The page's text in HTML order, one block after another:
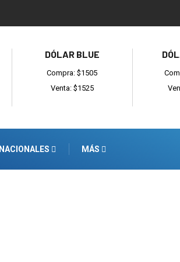
DÓLAR BLUE
Compra: $1505
Venta: $1525
NACIONALES MÁS